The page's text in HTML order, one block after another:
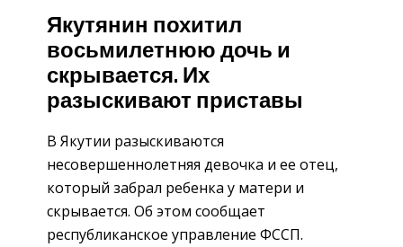
Якутянин похитил
восьмилетнюю дочь и
скрывается. Их
разыскивают приставы
В Якутии разыскиваются
несовершеннолетняя девочка и ее отец,
который забрал ребенка у матери и
скрывается. Об этом сообщает
республиканское управление ФССП.